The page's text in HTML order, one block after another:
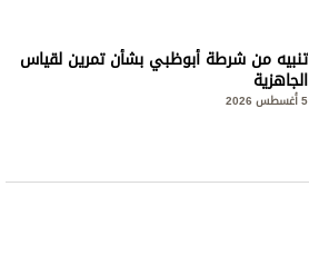
تنبيه من شرطة أبوظبي بشأن تمرين لقياس
الجاهزية
5 أغسطس 2026